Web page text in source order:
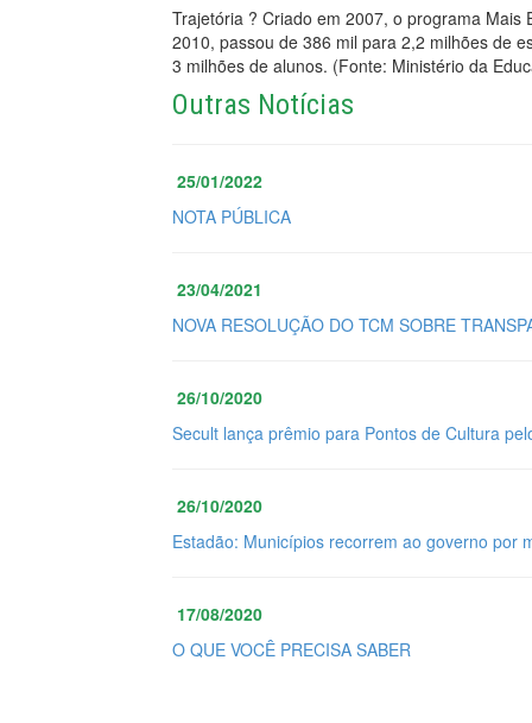
Trajetória ? Criado em 2007, o programa
2010, passou de 386 mil para 2,2 milhões de
3 milhões de alunos. (Fonte: Ministério da
Outras Notícias
25/01/2022
NOTA PÚBLICA
23/04/2021
NOVA RESOLUÇÃO DO TCM SOBRE
26/10/2020
Secult lança prêmio para Pontos de Cultura
26/10/2020
Estadão: Municípios recorrem ao governo por
17/08/2020
O QUE VOCÊ PRECISA SABER